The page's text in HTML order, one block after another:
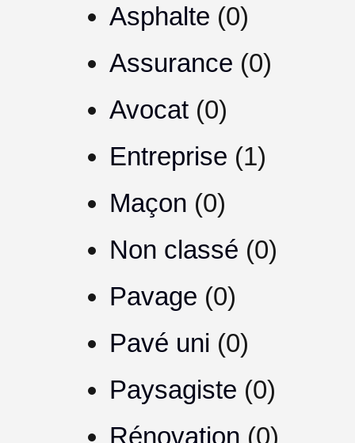
Asphalte (0)
Assurance (0)
Avocat (0)
Entreprise (1)
Maçon (0)
Non classé (0)
Pavage (0)
Pavé uni (0)
Paysagiste (0)
Rénovation (0)